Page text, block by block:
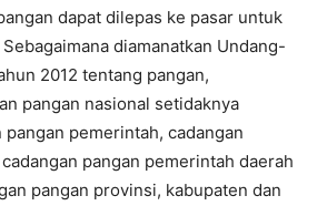
dapat dilepas ke pasar untuk
diamanatkan Undang-
2012 tentang pangan,
pangan nasional setidaknya
pangan pemerintah, cadangan
pangan pemerintah daerah
pangan provinsi, kabupaten dan